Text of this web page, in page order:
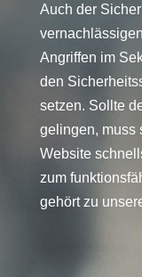
Auch der
Angriffen im
den
setzen. Sollte
gelingen, muss
Website
zum
gehört zu